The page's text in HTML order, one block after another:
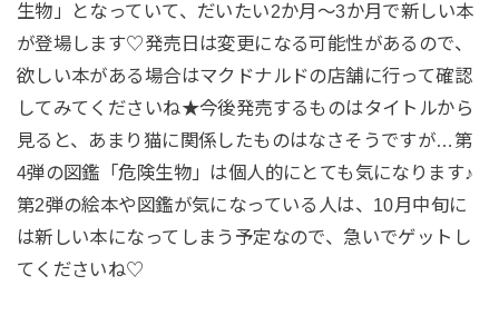
生物」となっていて、だいたい2か月～3か月で新しい本
が登場します♡発売日は変更になる可能性があるので、
欲しい本がある場合はマクドナルドの店舗に行って確認
してみてくださいね★今後発売するものはタイトルから
見ると、あまり猫に関係したものはなさそうですが…第
4弾の図鑑「危険生物」は個人的にとても気になります♪
第2弾の絵本や図鑑が気になっている人は、10月中旬に
は新しい本になってしまう予定なので、急いでゲットし
てくださいね♡